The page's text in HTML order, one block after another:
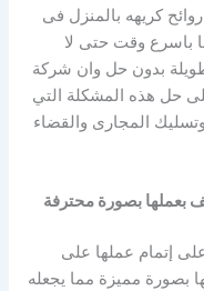
كريهه بالمنزل فى
باسرع وقت حتى لا
بدون حل وان شركة
حل هذه المشكلة التي
المجارى والقضاء
بعملها بصورة محترفة
إتمام عملها على
بصورة مميزة مما يجعله